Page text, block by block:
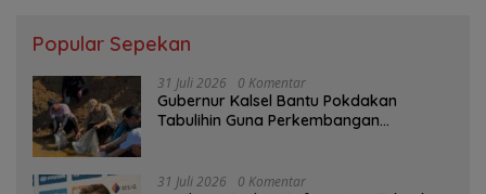
Popular Sepekan
31 Juli 2026 0 Komentar
Gubernur Kalsel Bantu Pokdakan
Tabulihin Guna Perkembangan
31 Juli 2026 0 Komentar